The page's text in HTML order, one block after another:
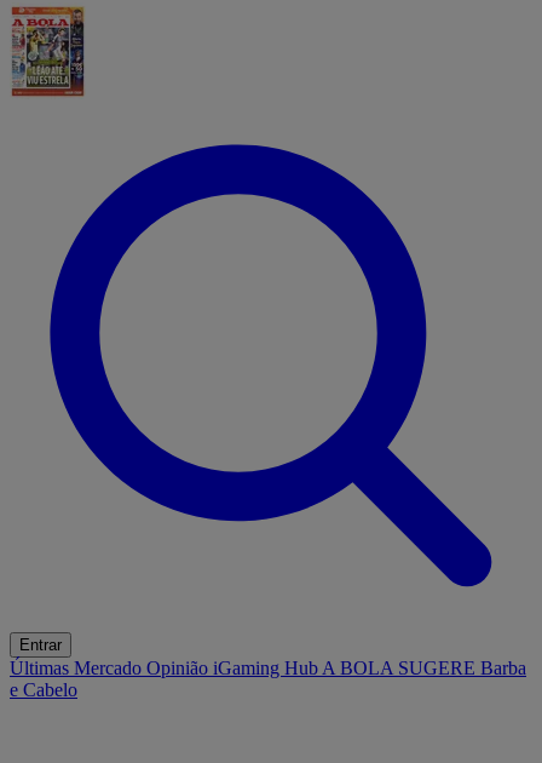
Entrar
Últimas Mercado Opinião iGaming Hub A BOLA SUGERE Barba
e Cabelo